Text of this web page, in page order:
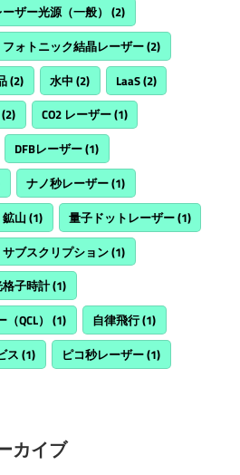
ーザー光源（一般） (2)
フォトニック結晶レーザー(2)
(2) 水中 (2) LaaS(2)
(2) CO2 レーザー(1)
DFBレーザー(1)
ナノ秒レーザー(1)
鉱山 (1) 量子ドットレーザー(1)
サブスクリプション(1)
子時計(1)
QCL） (1) 自律飛行(1)
ス (1) ピコ秒レーザー(1)
カイブ